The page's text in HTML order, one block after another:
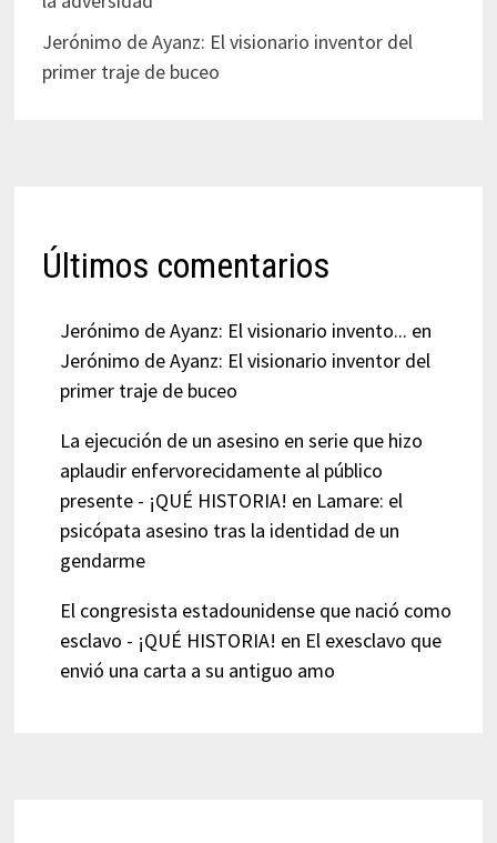
Jerónimo de Ayanz: El visionario inventor del
primer traje de buceo
Últimos comentarios
Jerónimo de Ayanz: El visionario invento... en
Jerónimo de Ayanz: El visionario inventor del
primer traje de buceo
La ejecución de un asesino en serie que hizo
aplaudir enfervorecidamente al público
presente - ¡QUÉ HISTORIA! en Lamare: el
psicópata asesino tras la identidad de un
gendarme
El congresista estadounidense que nació como
esclavo - ¡QUÉ HISTORIA! en El exesclavo que
envió una carta a su antiguo amo